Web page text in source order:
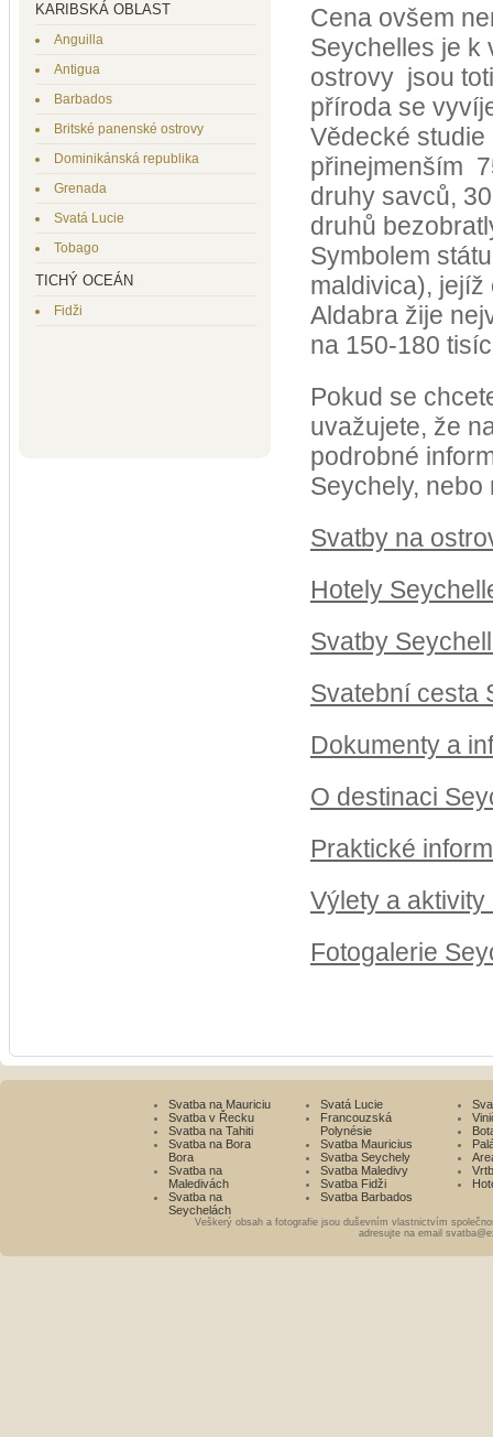
KARIBSKÁ OBLAST
Anguilla
Antigua
Barbados
Britské panenské ostrovy
Dominikánská republika
Grenada
Svatá Lucie
Tobago
TICHÝ OCEÁN
Fidži
Cena ovšem
Seychelles je k
ostrovy jsou
příroda se
Vědecké
přinejmenším
druhy savců,
druhů
Symbolem
maldivica),
Aldabra žije
na 150-180
Pokud se
uvažujete, že
podrobné
Seychely,
Svatby na
Hotely
Svatby
Svatební cesta
Dokumenty a
O destinaci
Praktické
Výlety a
Fotogalerie
Svatba na Mauriciu
Svatba v Řecku
Svatba na Tahiti
Svatba na Bora
Bora
Svatba na
Maledivách
Svatba na
Seychelách
Svatá Lucie
Francouzská
Polynésie
Svatba Mauricius
Svatba Seychely
Svatba Maledivy
Svatba Fidži
Svatba Barbados
Veškerý obsah a fotografie jsou duševním vlastnictvím
adresujte na email